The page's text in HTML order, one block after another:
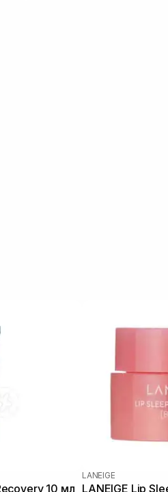
10 мл
LANEIGE
LANEIGE Lip